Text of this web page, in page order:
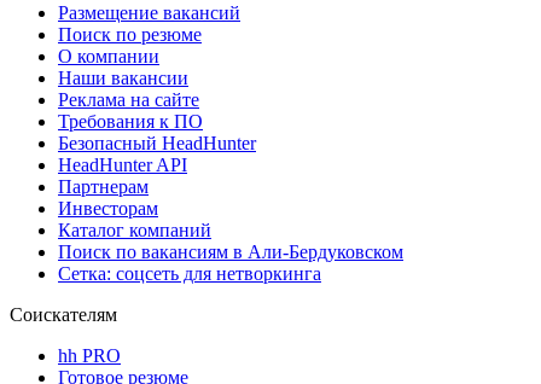
Размещение вакансий
Поиск по резюме
О компании
Наши вакансии
Реклама на сайте
Требования к ПО
Безопасный HeadHunter
HeadHunter API
Партнерам
Инвесторам
Каталог компаний
Поиск по вакансиям в Али-Бердуковском
Сетка: соцсеть для нетворкинга
Соискателям
hh PRO
Готовое резюме